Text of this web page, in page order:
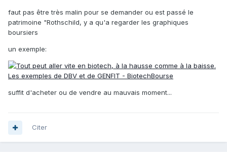
faut pas être très malin pour se demander ou est passé le
patrimoine "Rothschild, y a qu'a regarder les graphiques
boursiers
un exemple:
suffit d'acheter ou de vendre au mauvais moment...
Citer